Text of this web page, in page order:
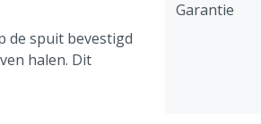
de spuit bevestigd
halen. Dit
Garantie